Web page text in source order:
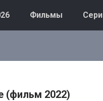
Фильмы
(фильм 2022)